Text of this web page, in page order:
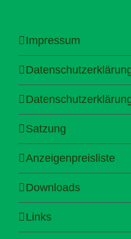
Impressum
Satzung
Anzeigenpreisliste
Downloads
Links